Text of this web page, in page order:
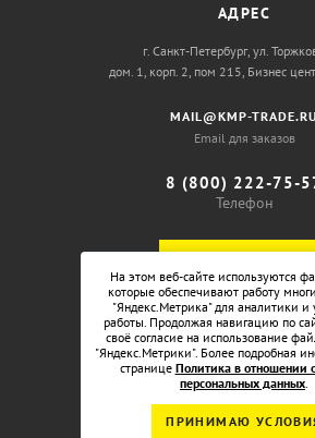
АДРЕС
г. Санкт-Петербург, ул.
дом. 1, корп. 2, пом 215, Бизнес
MAIL@KMP-TRADE.RU
Email для заказов
8 (800) 222-75-
Телефон
На этом веб-сайте используются
которые обеспечивают работу
"Яндекс.Метрика" для аналитики и
работы. Продолжая навигацию по
своё согласие на использование
"Яндекс.Метрики". Более подробная
странице Политика в отношении
персональных данных.
ПРИНИМАЮ